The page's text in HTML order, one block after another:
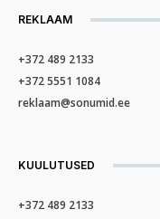
REKLAAM
+372 489 2133
+372 5551 1084
reklaam@sonumid.ee
KUULUTUSED
+372 489 2133